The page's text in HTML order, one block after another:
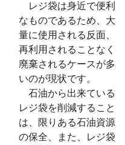
レジ袋は身近で便利
なものであるため、大
量に使用される反面、
再利用されることなく
廃棄されるケースが多
いのが現状です。
石油から出来ている
レジ袋を削減すること
は、限りある石油資源
の保全、また、レジ袋